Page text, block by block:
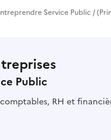
Service Public /
Public
RH et